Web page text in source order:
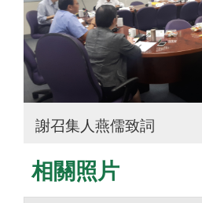
謝召集人燕儒致詞
相關照片